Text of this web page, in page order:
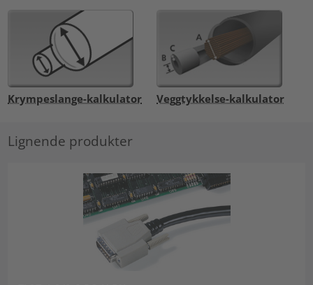
Krympeslange-kalkulator Veggtykkelse-kalkulator
Lignende produkter